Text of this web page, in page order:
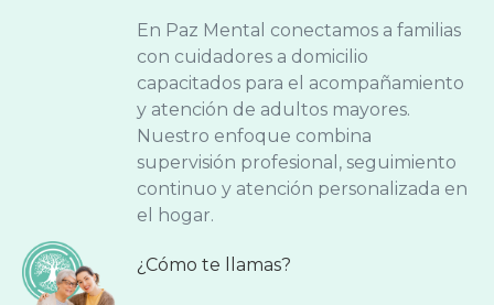
En Paz Mental conectamos a familias
con cuidadores a domicilio
capacitados para el acompañamiento
y atención de adultos mayores.
Nuestro enfoque combina
supervisión profesional, seguimiento
continuo y atención personalizada en
el hogar.
¿Cómo te llamas?